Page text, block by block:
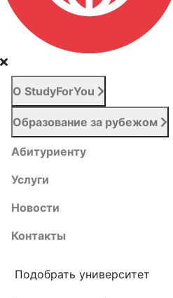
О StudyForYou
Образование за рубежом
Абитуриенту
Услуги
Новости
Контакты
Подобрать университет